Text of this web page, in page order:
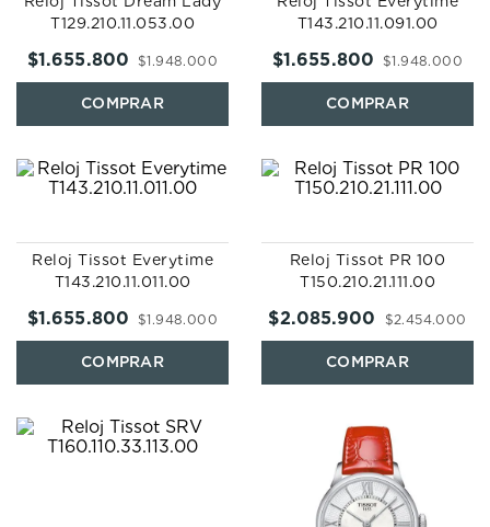
T129.210.11.053.00
$1 .948.000
$1.655.800
T143.210.11.091.00
$1 .948.000
$1.655.800
Reloj Tissot Everytime
T143.210.11.011.00
$1 .948.000
$1.655.800
Reloj Tissot PR 100
T150.210.21.111.00
$2.454.000
$2.085.900